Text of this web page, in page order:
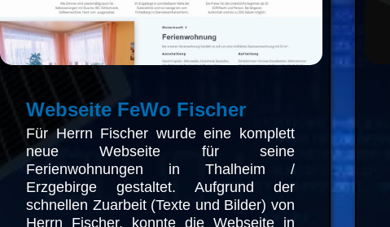
Webseite FeWo Fischer
Für Herrn Fischer wurde eine
komplett neue Webseite für seine
Ferienwohnungen in Thalheim /
Erzgebirge gestaltet. Aufgrund der
schnellen Zuarbeit (Texte und Bilder)